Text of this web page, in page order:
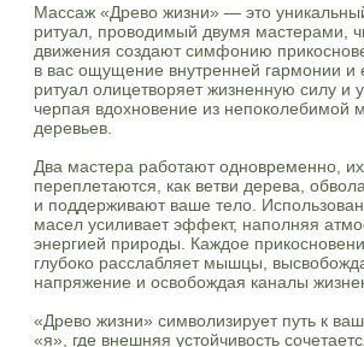
Массаж «Древо жизни» — это
ритуал, проводимый двумя мастерами,
движения создают симфонию
в вас ощущение внутренней гармонии и
ритуал олицетворяет жизненную силу и
черпая вдохновение из непоколебимой
деревьев.
Два мастера работают одновременно,
переплетаются, как ветви дерева,
и поддерживают ваше тело.
масел усиливает эффект, наполняя
энергией природы. Каждое
глубоко расслабляет мышцы,
напряжение и освобождая каналы
«Древо жизни» символизирует путь к
«я», где внешняя устойчивость